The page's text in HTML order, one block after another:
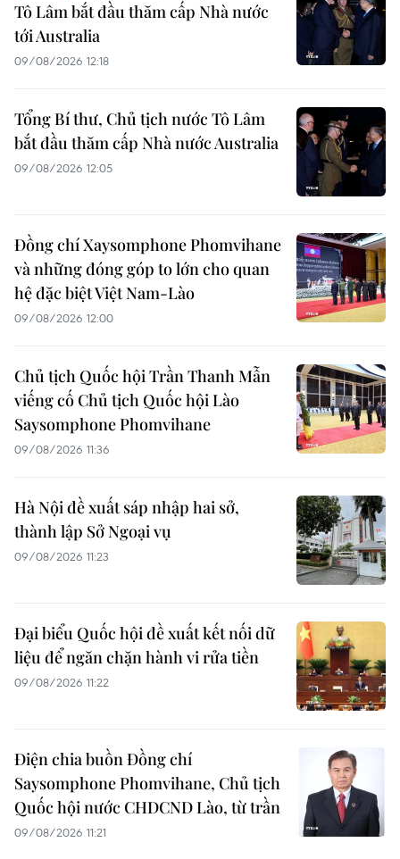
Tô Lâm bắt đầu thăm cấp Nhà nước
tới Australia
09/08/2026 12:18
Tổng Bí thư, Chủ tịch nước Tô Lâm
bắt đầu thăm cấp Nhà nước Australia
09/08/2026 12:05
Đồng chí Xaysomphone Phomvihane
và những đóng góp to lớn cho quan
hệ đặc biệt Việt Nam-Lào
09/08/2026 12:00
Chủ tịch Quốc hội Trần Thanh Mẫn
viếng cố Chủ tịch Quốc hội Lào
Saysomphone Phomvihane
09/08/2026 11:36
Hà Nội đề xuất sáp nhập hai sở,
thành lập Sở Ngoại vụ
09/08/2026 11:23
Đại biểu Quốc hội đề xuất kết nối dữ
liệu để ngăn chặn hành vi rửa tiền
09/08/2026 11:22
Điện chia buồn Đồng chí
Saysomphone Phomvihane, Chủ tịch
Quốc hội nước CHDCND Lào, từ trần
09/08/2026 11:21